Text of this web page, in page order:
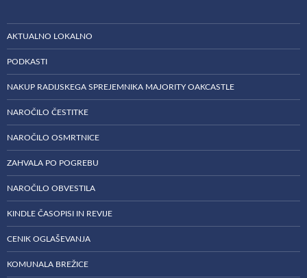
AKTUALNO LOKALNO
PODKASTI
NAKUP RADIJSKEGA SPREJEMNIKA MAJORITY OAKCASTLE
NAROČILO ČESTITKE
NAROČILO OSMRTNICE
ZAHVALA PO POGREBU
NAROČILO OBVESTILA
KINDLE ČASOPISI IN REVIJE
CENIK OGLAŠEVANJA
KOMUNALA BREŽICE